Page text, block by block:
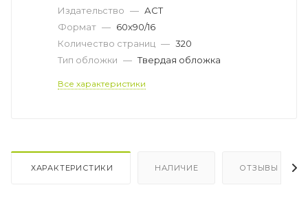
Издательство — АСТ
Формат — 60x90/16
Количество страниц — 320
Тип обложки — Твердая обложка
Все характеристики
ХАРАКТЕРИСТИКИ НАЛИЧИЕ ОТЗЫВЫ